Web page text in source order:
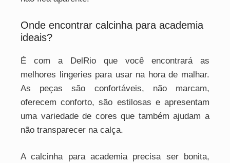
Onde encontrar calcinha para academia
ideais?
É com a DelRio que você encontrará as
melhores lingeries para usar na hora de malhar.
As peças são confortáveis, não marcam,
oferecem conforto, são estilosas e apresentam
uma variedade de cores que também ajudam a
não transparecer na calça.
A calcinha para academia precisa ser bonita,